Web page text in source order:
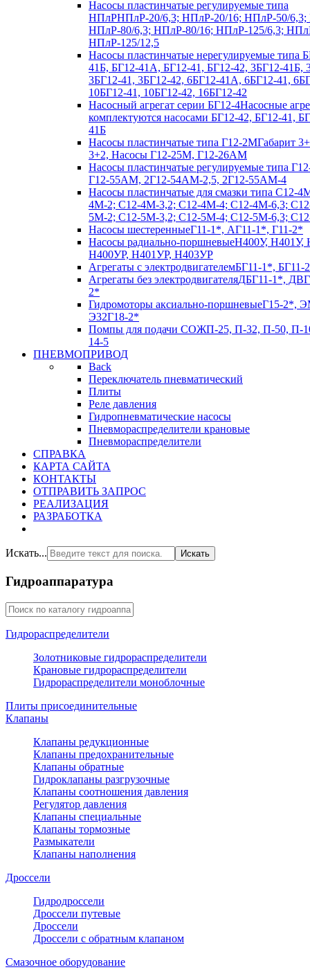
Насосы пластинчатые регулируемые типа
НПлРНПлР-20/6,3; НПлР-20/16; НПлР-50/6,3;
НПлР-80/6,3; НПлР-80/16; НПлР-125/6,3;
НПлР-125/12,5
Насосы пластинчатые нерегулируемые типа
41Б, БГ12-41А, БГ12-41, БГ12-42, 3БГ12-41Б,
3БГ12-41, 3БГ12-42, 6БГ12-41А, 6БГ12-41,
10БГ12-41, 10БГ12-42, 16БГ12-42
Насосный агрегат серии БГ12-4Насосные
комплектуются насосами БГ12-42, БГ12-41,
41Б
Насосы пластинчатые типа Г12-2МГабарит
3+2, Насосы Г12-25М, Г12-26АМ
Насосы пластинчатые регулируемые типа
Г12-55АМ, 2Г12-54АМ-2,5, 2Г12-55АМ-4
Насосы пластинчатые для смазки типа C12-
4М-2; С12-4М-3,2; С12-4М-4; С12-4М-6,3;
5М-2; С12-5М-3,2; С12-5М-4; С12-5М-6,3;
Насосы шестеренныеГ11-1*, АГ11-1*, Г11-2*
Насосы радиально-поршневыеН400У, Н401У,
Н400УР, Н401УР, Н403УР
Агрегаты с электродвигателемБГ11-1*, БГ11-
Агрегаты без электродвигателяДБГ11-1*,
2*
Гидромоторы аксиально-поршневыеГ15-2*,
Э32Г18-2*
Помпы для подачи СОЖП-25, П-32, П-50, П-
14-5
ПНЕВМОПРИВОД
Back
Переключатель пневматический
Плиты
Реле давления
Гидропневматические насосы
Пневмораспределители крановые
Пневмораспределители
СПРАВКА
КАРТА САЙТА
КОНТАКТЫ
ОТПРАВИТЬ ЗАПРОС
РЕАЛИЗАЦИЯ
РАЗРАБОТКА
Искать... Искать
Гидроаппаратура
Гидрораспределители
Золотниковые гидрораспределители
Крановые гидрораспределители
Гидрораспределители моноблочные
Плиты присоединительные
Клапаны
Клапаны редукционные
Клапаны предохранительные
Клапаны обратные
Гидроклапаны разгрузочные
Клапаны соотношения давления
Регулятор давления
Клапаны специальные
Клапаны тормозные
Размыкатели
Клапаны наполнения
Дроссели
Гидродроссели
Дроссели путевые
Дроссели
Дроссели с обратным клапаном
Смазочное оборудование